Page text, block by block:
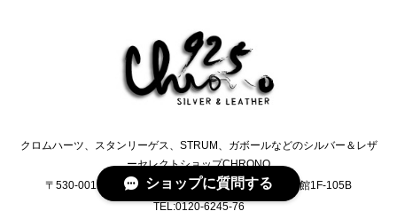
クロムハーツ、スタンリーゲス、STRUM、ガボールなどのシルバー＆レザ
ーセレクトショップCHRONO
〒530-0012 大阪府大阪市北区芝田2-2-13 日生ビル東館1F-105B
TEL:0120-6245-76
ショップに質問する